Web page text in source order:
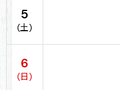
5
(土)
6
(日)